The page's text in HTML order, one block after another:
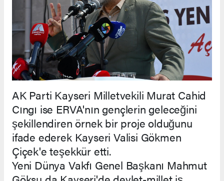
AK Parti Kayseri Milletvekili Murat Cahid
Cıngı ise ERVA'nın gençlerin geleceğini
şekillendiren örnek bir proje olduğunu
ifade ederek Kayseri Valisi Gökmen
Çiçek'e teşekkür etti.
Yeni Dünya Vakfı Genel Başkanı Mahmut